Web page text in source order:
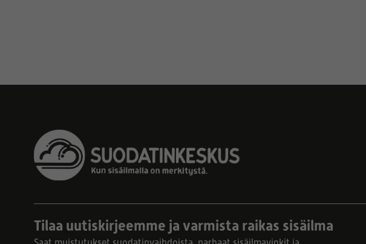
Tilaa uutiskirjeemme ja varmista raikas sisäilma